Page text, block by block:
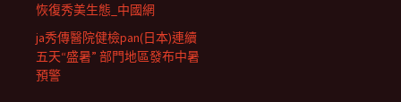
恢復秀美生態_中國網
ja秀傳醫院健檢pan(日本)連續
五天“盛暑” 部門地區發布中暑
預警